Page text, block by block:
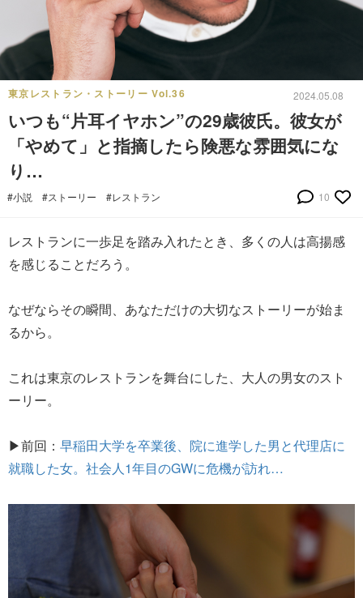
東京レストラン・ストーリー Vol.36 2024.05.08
いつも“片耳イヤホン”の29歳彼氏。彼女が
「やめて」と指摘したら険悪な雰囲気にな
り…
#小説 #ストーリー #レストラン 10
レストランに一歩足を踏み入れたとき、多くの人は高揚感
を感じることだろう。
なぜならその瞬間、あなただけの大切なストーリーが始ま
るから。
これは東京のレストランを舞台にした、大人の男女のスト
ーリー。
▶前回： 早稲田大学を卒業後、院に進学した男と代理店に
就職した女。社会人1年目のGWに危機が訪れ…